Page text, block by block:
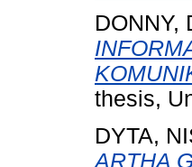
DONNY,
thesis,
DYTA,
ARTHA